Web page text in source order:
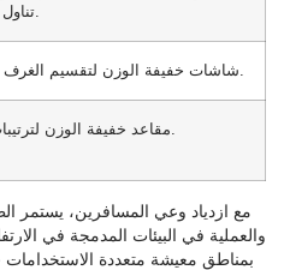
تناول الطعام.
شاشات خفيفة الوزن لتقسيم الغرف بسرعة.
مقاعد خفيفة الوزن لترتيبات مرنة.
مع ازدياد وعي المسافرين، يستمر
والعملية في البيئات المدمجة في
بمناطق معيشة متعددة